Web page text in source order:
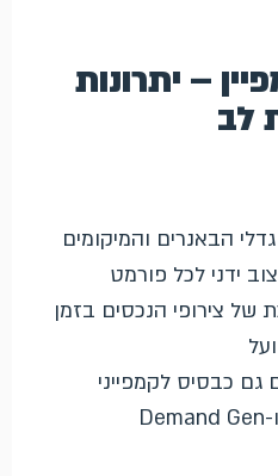
– יתרונות
לב
הבאנרים והמיקומים
ידני לכל פורמט
של צירופי הנכסים בזמן
כבסיס לקמפייני